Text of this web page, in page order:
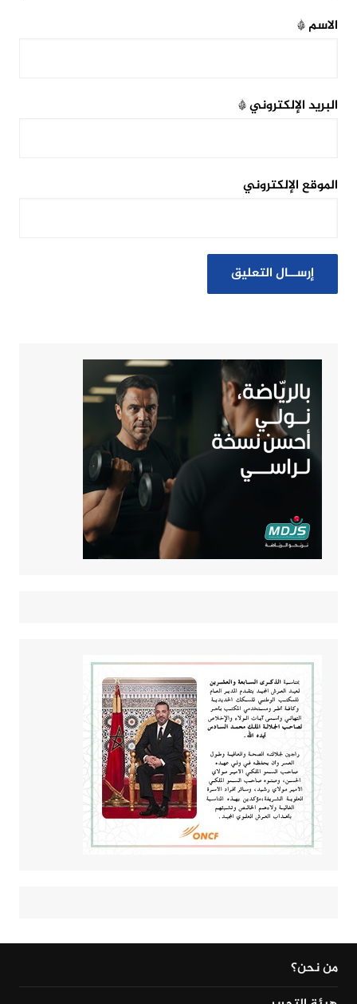
الاسم*
البريد الإلكتروني*
الموقع الإلكتروني
من نحن؟